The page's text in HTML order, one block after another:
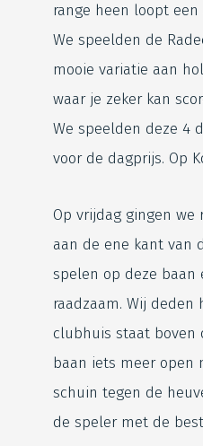
range heen loopt
We speelden de
mooie variatie aan
waar je zeker kan
We speelden deze 4
voor de dagprijs. Op
Op vrijdag gingen we
aan de ene kant van
spelen op deze baan
raadzaam. Wij
clubhuis staat boven
baan iets meer open
schuin tegen de
de speler met de